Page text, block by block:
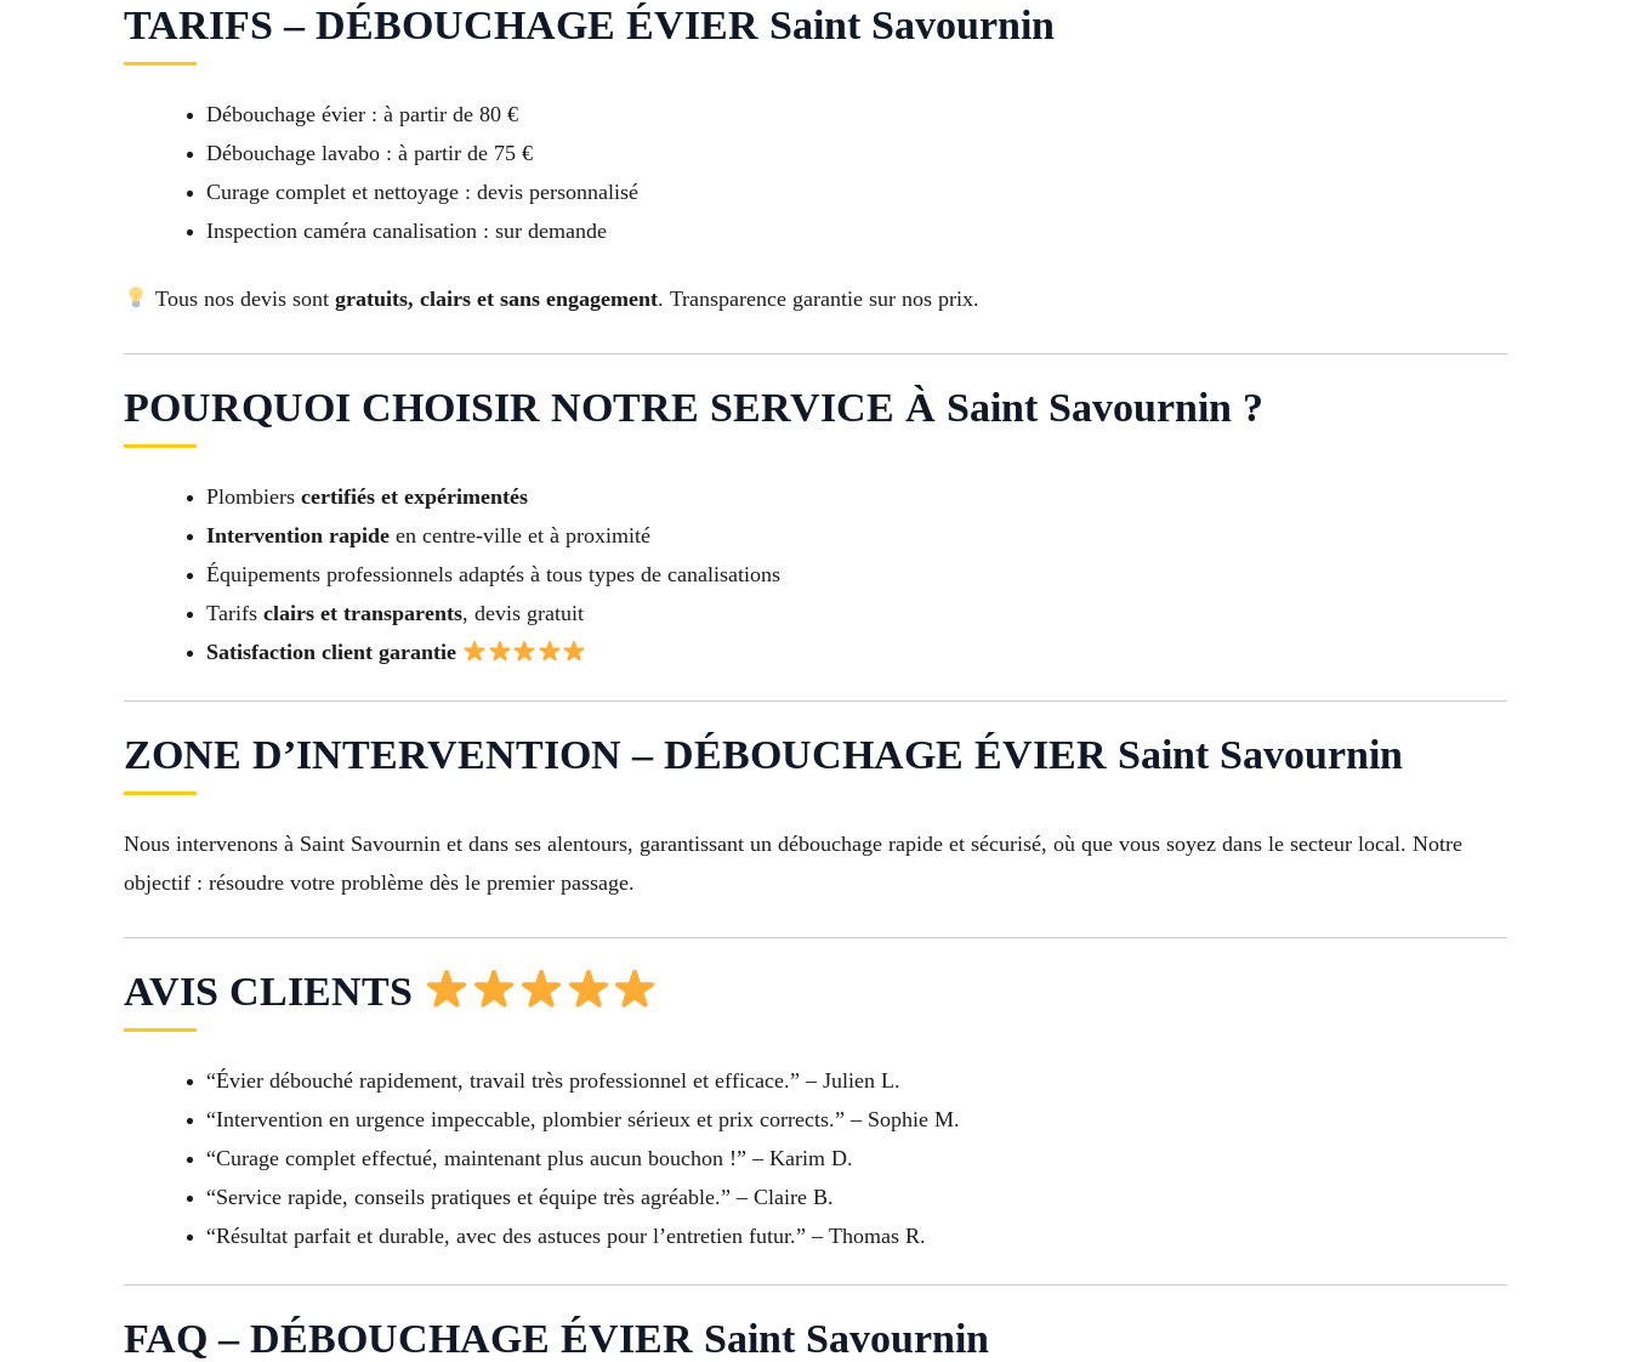
TARIFS – DÉBOUCHAGE ÉVIER Saint Savournin
Débouchage évier : à partir de 80 €
Débouchage lavabo : à partir de 75 €
Curage complet et nettoyage : devis personnalisé
Inspection caméra canalisation : sur demande
Tous nos devis sont gratuits, clairs et sans engagement. Transparence garantie sur nos prix.
POURQUOI CHOISIR NOTRE SERVICE À Saint Savournin ?
Plombiers certifiés et expérimentés
Intervention rapide en centre-ville et à proximité
Équipements professionnels adaptés à tous types de canalisations
Tarifs clairs et transparents, devis gratuit
Satisfaction client garantie
ZONE D’INTERVENTION – DÉBOUCHAGE ÉVIER Saint Savournin
Nous intervenons à Saint Savournin et dans ses alentours, garantissant un débouchage rapide et sécurisé, où que vous soyez dans le secteur local. Notre
objectif : résoudre votre problème dès le premier passage.
AVIS CLIENTS
“Évier débouché rapidement, travail très professionnel et efficace.” – Julien L.
“Intervention en urgence impeccable, plombier sérieux et prix corrects.” – Sophie M.
“Curage complet effectué, maintenant plus aucun bouchon !” – Karim D.
“Service rapide, conseils pratiques et équipe très agréable.” – Claire B.
“Résultat parfait et durable, avec des astuces pour l’entretien futur.” – Thomas R.
FAQ – DÉBOUCHAGE ÉVIER Saint Savournin